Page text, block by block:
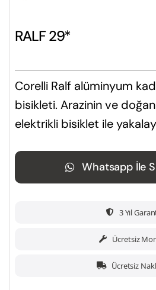
RALF 29*
Corelli Ralf alüminyum
bisikleti. Arazinin ve
elektrikli bisiklet ile
Whatsapp İle
3 Yıl
Ücretsiz
Ücretsiz